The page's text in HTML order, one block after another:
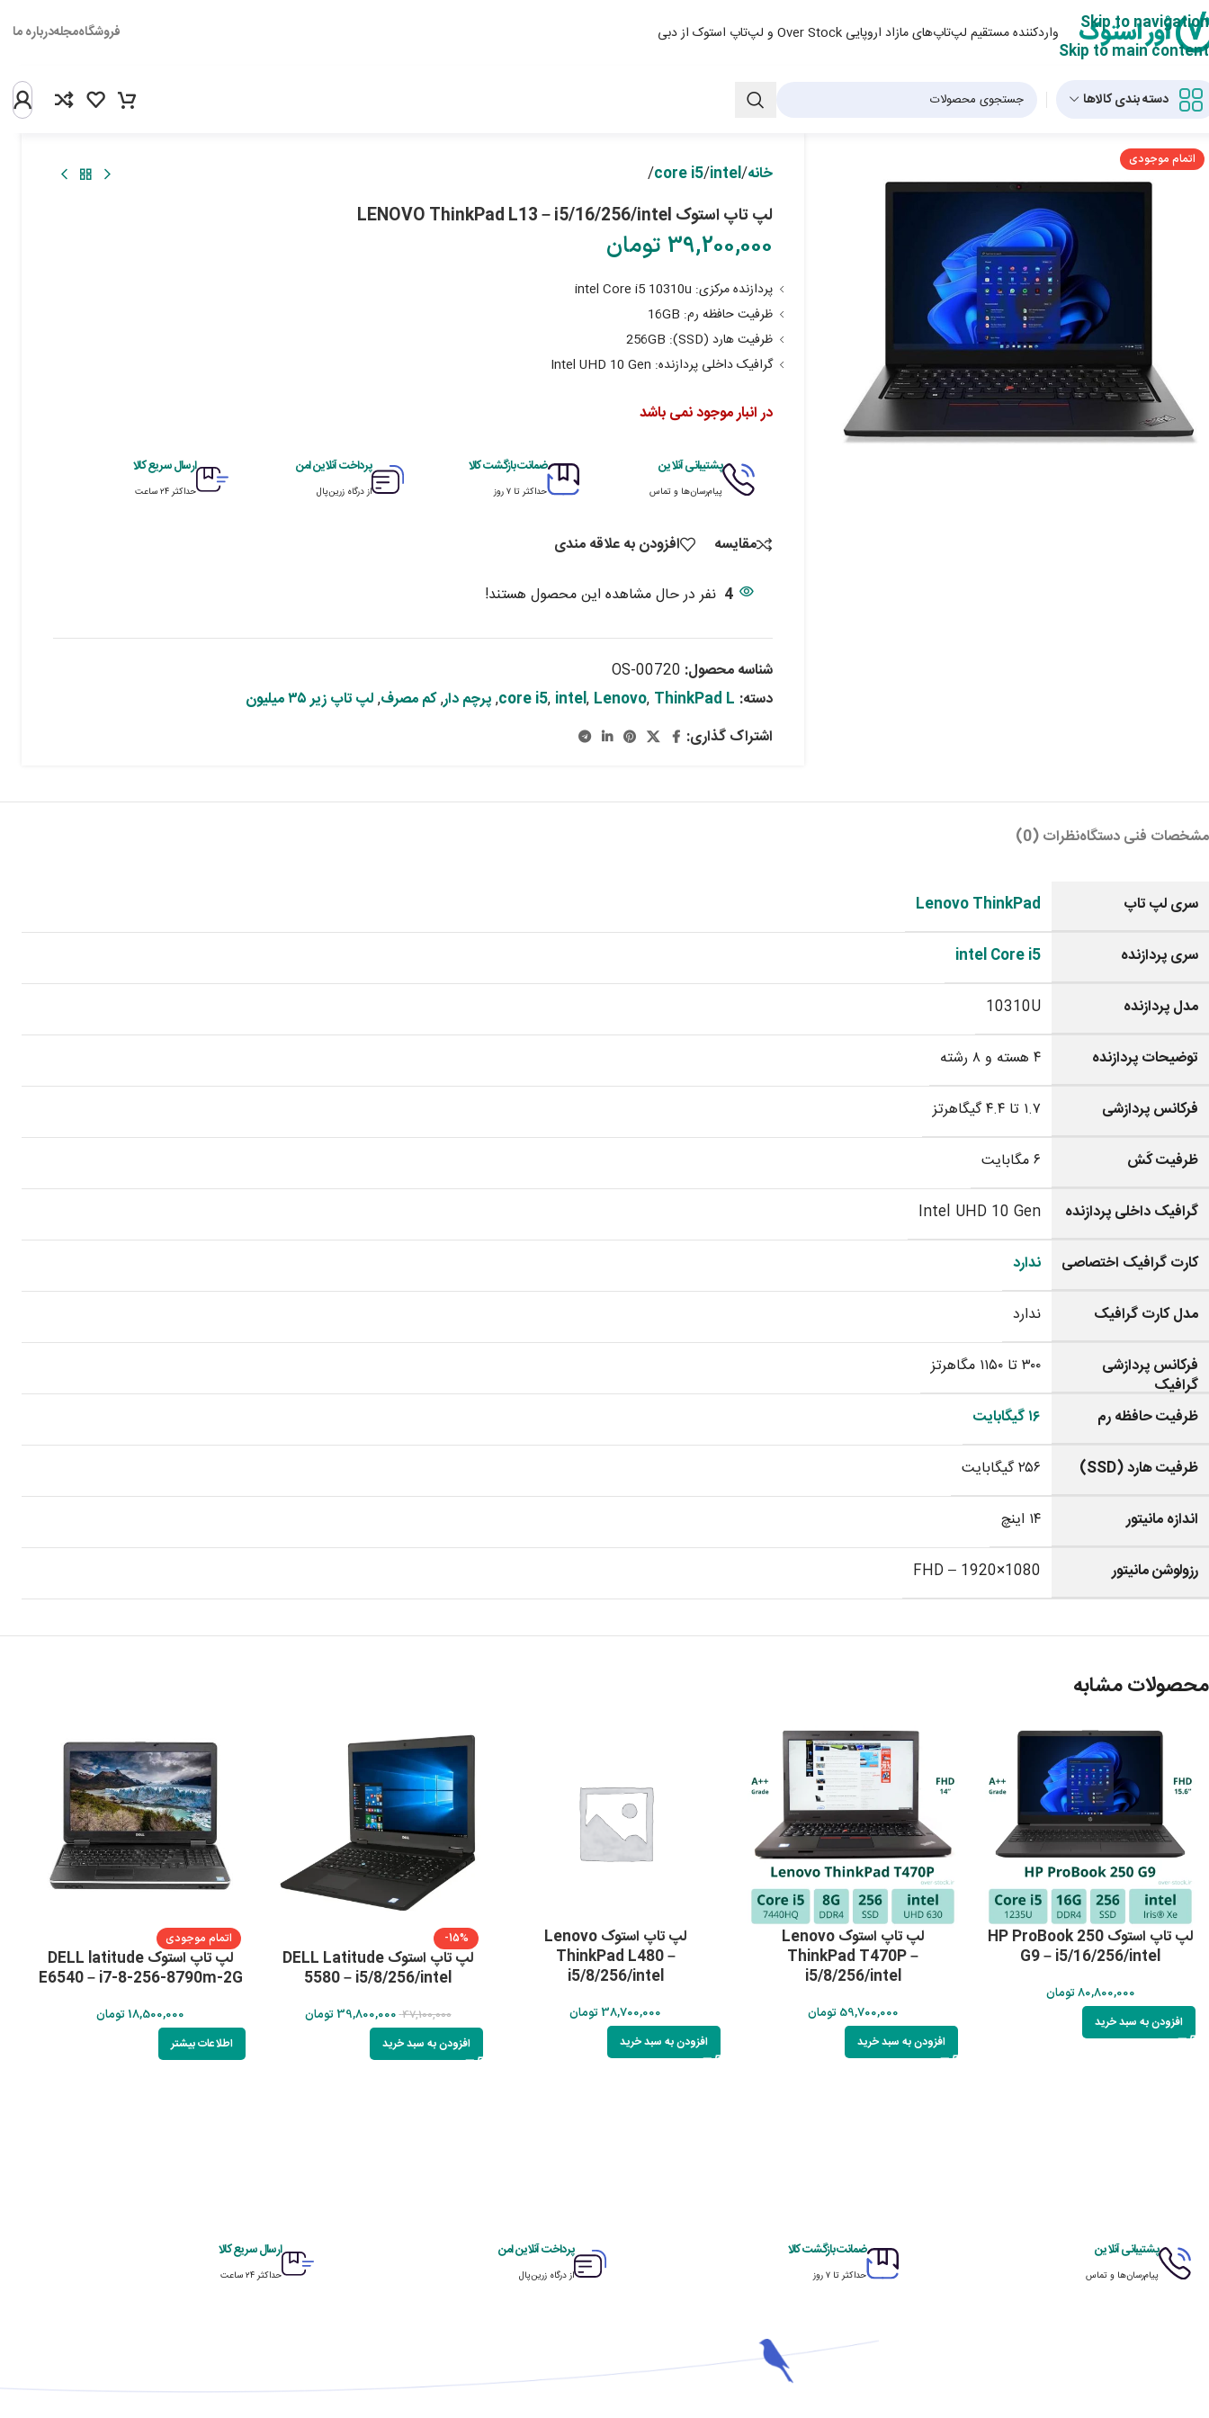
Skip to navigation
Skip to main content
واردکننده مستقیم لپ‌تاپ‌های مازاد اروپایی Over Stock و لپ‌تاپ‌ استوک از دبی فروشگاهمجلهدرباره ما
دسته بندی کالاها
اتمام موجودی
خانه/
intel
/
core i5
/
لپ تاپ استوک LENOVO ThinkPad L13 – i5/16/256/intel
39,200,000 تومان
پردازنده مرکزی:
intel Core i5 10310u
ظرفیتحافظه رم: 16GB
ظرفیت هارد (SSD): 256GB
گرافیک داخلی پردازنده:
Intel UHD 10 Gen
در انبار موجود نمی باشد
پشتیبانی آنلاین
پیام‌رسان‌ها و تماس
ضمانت بازگشت کالا
حداکثر تا ۷ روز
پرداخت آنلاین امن
از درگاه زرین‌پال
ارسال سریع کالا
حداکثر ۲۴ ساعت
مقایسه افزودن به علاقه مندی
4 نفر در حال مشاهده این محصول هستند!
شناسه محصول: OS-00720
دسته:
core i5, intel, Lenovo, ThinkPad L
,پرچم دار,کم مصرف,لپ تاپ زیر ۳۵ میلیون
اشتراک گذاری:
مشخصات فنی دستگاهنظرات (0)
سری لپ تاپ Lenovo ThinkPad
سری پردازنده intel Core i5
مدل پردازنده 10310U
توضیحات پردازنده ۴ هسته و ۸ رشته
فرکانس پردازشی ۱.۷ تا ۴.۴ گیگاهرتز
ظرفیت کَش ۶ مگابایت
گرافیک داخلی پردازنده Intel UHD 10 Gen
کارت گرافیک اختصاصی ندارد
مدل کارت گرافیک ندارد
فرکانس پردازشی
گرافیک
۳۰۰ تا ۱۱۵۰ مگاهرتز
ظرفیت حافظه رم ۱۶ گیگابایت
ظرفیت هارد (SSD) ۲۵۶ گیگابایت
اندازه مانیتور ۱۴ اینچ
رزولوشن مانیتور FHD – 1920×1080
محصولات مشابه
لپ تاپ استوک HP ProBook 250
G9 – i5/16/256/intel
80,800,000تومان
افزودن به سبد خرید
لپ تاپ استوک Lenovo
ThinkPad T470P –
i5/8/256/intel
59,700,000 تومان
افزودن به سبد خرید
لپ تاپ استوک Lenovo
ThinkPad L480 –
i5/8/256/intel
38,700,000 تومان
افزودن به سبد خرید
-15%
لپ تاپ استوک DELL Latitude
5580 – i5/8/256/intel
47,100,000
39,800,000 تومان
افزودن به سبد خرید
اتمام موجودی
لپ تاپ استوک DELL latitude
E6540 – i7-8-256-8790m-2G
18,500,000 تومان
اطلاعات بیشتر
پشتیبانی آنلاین
پیام‌رسان‌ها و تماس
ضمانت بازگشت کالا
حداکثر تا ۷ روز
پرداخت آنلاین امن
از درگاه زرین‌پال
ارسال سریع کالا
حداکثر ۲۴ ساعت